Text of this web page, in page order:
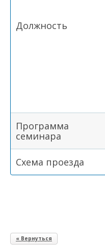
Должность
Программа
семинара
Схема проезда
« Вернуться